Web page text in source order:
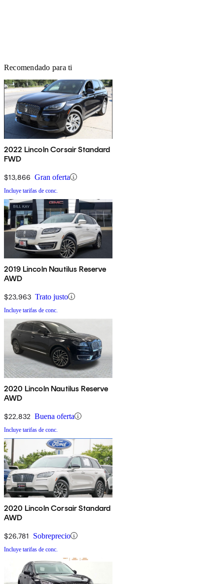
Recomendado para ti
2022 Lincoln Corsair Standard
FWD
$13,866 Gran oferta
Incluye tarifas de conc.
2019 Lincoln Nautilus Reserve
AWD
$23,963 Trato justo
Incluye tarifas de conc.
2020 Lincoln Nautilus Reserve
AWD
$22,832 Buena oferta
Incluye tarifas de conc.
2020 Lincoln Corsair Standard
AWD
$26,781 Sobreprecio
Incluye tarifas de conc.